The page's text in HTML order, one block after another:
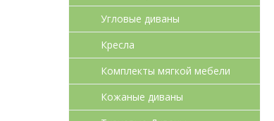
Угловые диваны
Кресла
Комплекты мягкой мебели
Кожаные диваны